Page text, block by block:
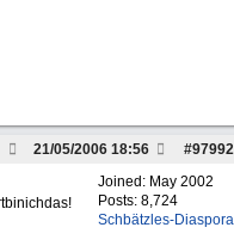
#97992
21/05/2006 18:56
Joined: May 2002
Posts: 8,724
Schbätzles-Diaspora